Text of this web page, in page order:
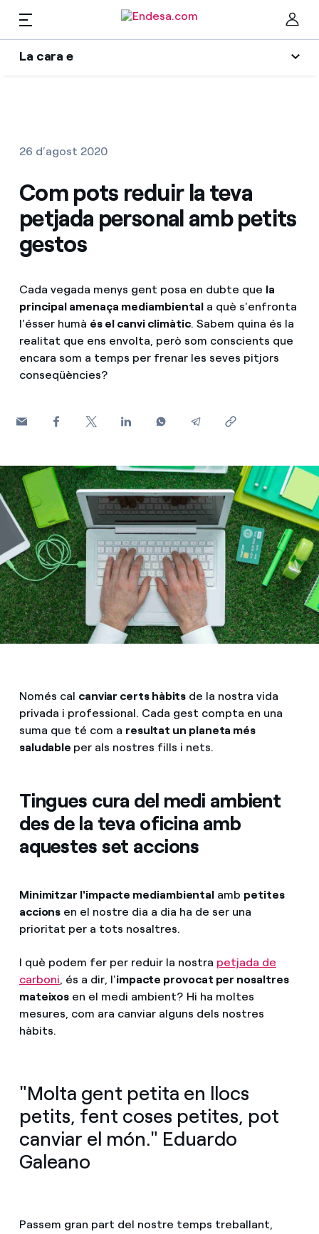
La cara e
Autors
Una resposta
El llegat que serem
Wikivatios
Music Lover
Llars
Troba la tarifa que més et convé
Per cada kWh que estalviïs, et descomptem un
altre
Com puc veure les meves factures d'Endesa?
Com canviar el titular del contracte?
Gestiones diverses comunitats de propietaris?
Serveis
Mobilitat
Solar
Climatització
Blog
Estafes telefòniques
26 d’agost 2020
Com pots reduir la teva
petjada personal amb petits
gestos
Cada vegada menys gent posa en dubte que la
principal amenaça mediambientala què s'enfronta
l'ésser humà és el canvi climàtic. Sabem quina és la
realitat que ens envolta, però som conscients que
encara som a temps per frenar les seves pitjors
conseqüències?
Només cal canviar certs hàbits de la nostra vida
privada i professional. Cada gest compta en una
suma que té com a resultat un planeta més
saludable per als nostres fills i nets.
Tingues cura del medi ambient
des de la teva oficina amb
aquestes set accions
Minimitzar l'impacte mediambiental amb petites
accions en el nostre dia a dia ha de ser una
prioritat per a tots nosaltres.
I què podem fer per reduir la nostra petjada de
carboni, és a dir, l'impacte provocat per nosaltres
mateixos en el medi ambient? Hi ha moltes
mesures, com ara canviar alguns dels nostres
hàbits.
"Molta gent petita en llocs
petits, fent coses petites, pot
canviar el món." Eduardo
Galeano
Passem gran part del nostre temps treballant,